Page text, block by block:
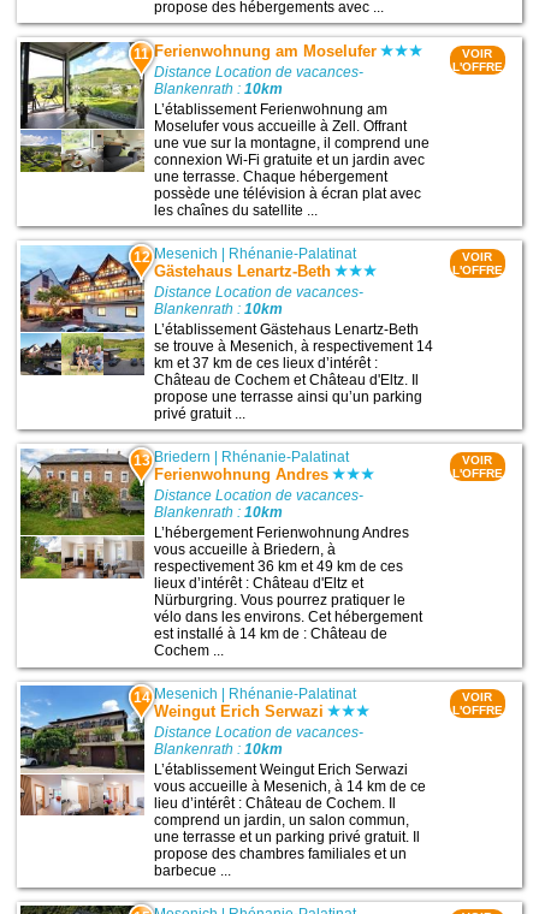
propose des hébergements avec ...
11 Ferienwohnung am Moselufer
Distance Location de vacances-
Blankenrath :10km
L’établissement Ferienwohnung am
Moselufer vous accueille à Zell. Offrant
une vue sur la montagne, il comprend une
connexion Wi-Fi gratuite et un jardin avec
une terrasse. Chaque hébergement
possède une télévision à écran plat avec
les chaînes du satellite ...
VOIR
L'OFFRE
12 Mesenich | Rhénanie-Palatinat
Gästehaus Lenartz-Beth
Distance Location de vacances-
Blankenrath :10km
L’établissement Gästehaus Lenartz-Beth
se trouve à Mesenich, à respectivement 14
km et 37 km de ces lieux d’intérêt :
Château de Cochem et Château d'Eltz. Il
propose une terrasse ainsi qu’un parking
privé gratuit ...
VOIR
L'OFFRE
13 Briedern Rhénanie-Palatinat
Ferienwohnung Andres
Distance Location de vacances-
Blankenrath :10km
L’hébergement Ferienwohnung Andres
vous accueille à Briedern, à
respectivement 36 km et 49 km de ces
lieux d’intérêt : Château d'Eltz et
Nürburgring. Vous pourrez pratiquer le
vélo dans les environs. Cet hébergement
est installé à 14 km de : Château de
Cochem ...
VOIR
L'OFFRE
14 Mesenich Rhénanie-Palatinat
Weingut Erich Serwazi
Distance Location de vacances-
Blankenrath :10km
L’établissement Weingut Erich Serwazi
vous accueille à Mesenich, à 14 km de ce
lieu d’intérêt : Château de Cochem. Il
comprend un jardin, un salon commun,
une terrasse et un parking privé gratuit. Il
propose des chambres familiales et un
barbecue ...
VOIR
L'OFFRE